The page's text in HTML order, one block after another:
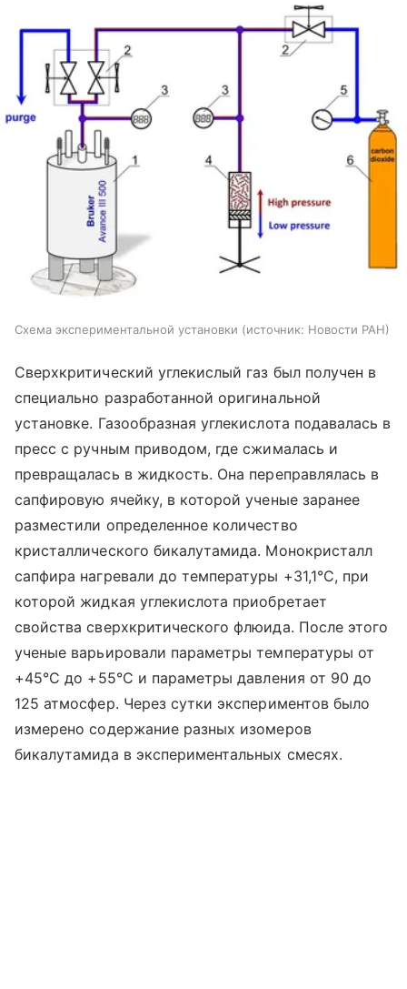
Схема экспериментальной установки источник: Новости РАН
Сверхкритический углекислый газ был получен в
специально разработанной оригинальной
установке. Газообразная углекислота подавалась в
пресс с ручным приводом, где сжималась и
превращалась в жидкость. Она переправлялась в
сапфировую ячейку, в которой ученые заранее
разместили определенное количество
кристаллического бикалутамида. Монокристалл
сапфира нагревали до температуры +31,1°C, при
которой жидкая углекислота приобретает
свойства сверхкритического флюида. После этого
ученые варьировали параметры температуры от
+45°C до +55°С и параметры давления от 90 до
125 атмосфер. Через сутки экспериментов было
измерено содержание разных изомеров
бикалутамида в экспериментальных смесях.